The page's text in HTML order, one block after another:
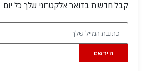
קבל חדשות בדואר אלקטרוני שלך כל יום
הירשם